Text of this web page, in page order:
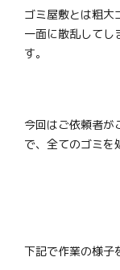
ゴミ屋敷とは粗大
一面に散乱してし
す。
今回はご依頼者が
で、全てのゴミを
下記で作業の様子